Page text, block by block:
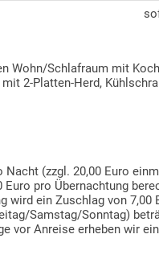
Wohn/Schlafraum mit
2-Platten-Herd,
(zzgl. 20,00 Euro
pro Übernachtung
wird ein Zuschlag von 7,00
Samstag/Sonntag)
vor Anreise erheben wir